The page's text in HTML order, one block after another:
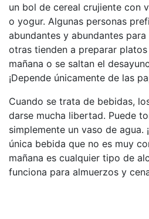
un bol de cereal crujiente con
o yogur. Algunas personas
abundantes y abundantes
otras tienden a preparar
mañana o se saltan el
¡Depende únicamente de las
Cuando se trata de bebidas,
darse mucha libertad. Puede
simplemente un vaso de agua.
única bebida que no es muy
mañana es cualquier tipo de
funciona para almuerzos y